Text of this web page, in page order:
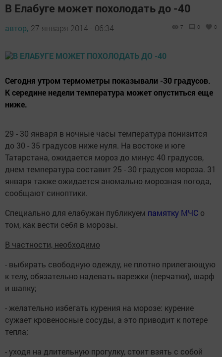
В Елабуге может похолодать до -40
автор, 27 января 2014 - 06:34 7 0 0
Сегодня утром термометры показывали -30 градусов.
К середине недели температура может опуститься еще
ниже.
29 - 30 января в ночные часы температура понизится
до 30 - 35 градусов ниже нуля. На востоке и юге
Татарстана, ожидается мороз до минус 40 градусов,
днем температура составит 25 - 30 градусов мороза. 31
января также ожидается аномально морозная погода,
сообщают синоптики.
Специально для елабужан публикуем памятку МЧС о
том, как вести себя в морозы.
В частности, необходимо
- выбирать свободную одежду, не плотно прилегающую
к телу, обязательно надевать варежки (перчатки), шарф
и шапку;
- желательно избегать курения на морозе: курение
сужает кровеносные сосуды, а это приводит к потере
тепла;
- уходя на длительную прогулку, стоит взять с собой